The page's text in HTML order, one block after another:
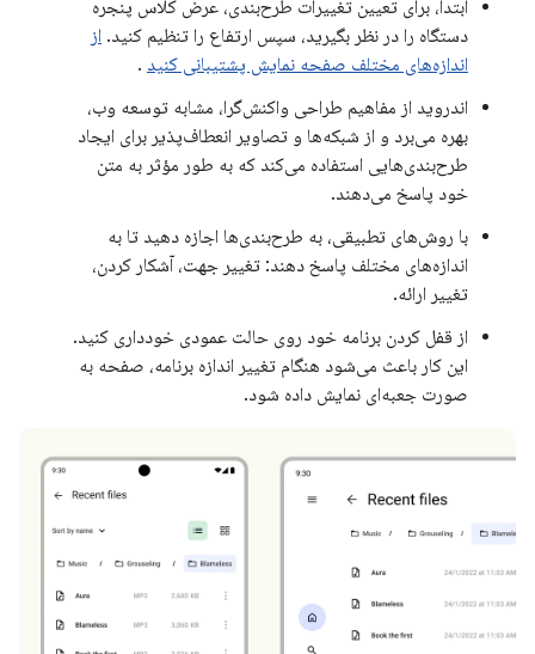
ابتدا، برای تعیین تغییرات طرح‌بندی، عرض کلاس پنجره
دستگاه را در نظر بگیرید، سپس ارتفاع را تنظیم کنید. از
اندازه‌های مختلف صفحه نمایش پشتیبانی کنید .
اندروید از مفاهیم طراحی واکنش‌گرا، مشابه توسعه وب،
بهره می‌برد و از شبکه‌ها و تصاویر انعطاف‌پذیر برای ایجاد
طرح‌بندی‌هایی استفاده می‌کند که به طور مؤثر به متن
خود پاسخ می‌دهند.
با روش‌های تطبیقی، به طرح‌بندی‌ها اجازه دهید تا به
اندازه‌های مختلف پاسخ دهند: تغییر جهت، آشکار کردن،
تغییر ارائه.
از قفل کردن برنامه خود روی حالت عمودی خودداری کنید.
این کار باعث می‌شود هنگام تغییر اندازه برنامه، صفحه به
صورت جعبه‌ای نمایش داده شود.